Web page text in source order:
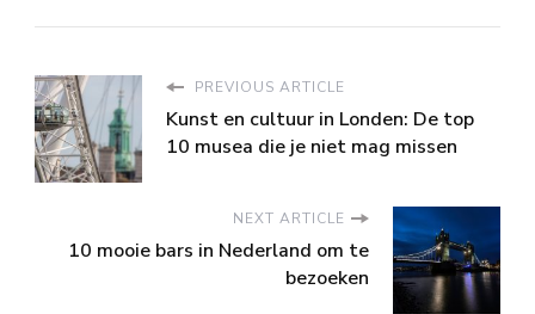
PREVIOUS ARTICLE
Kunst en cultuur in Londen: De top
10 musea die je niet mag missen
NEXT ARTICLE
10 mooie bars in Nederland om te
bezoeken